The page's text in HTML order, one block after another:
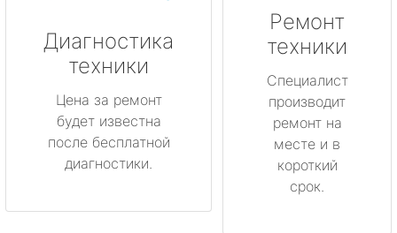
Диагностика
техники
Цена за ремонт
будет известна
после бесплатной
диагностики.
Ремонт
техники
Специалист
производит
ремонт на
месте и в
короткий
срок.